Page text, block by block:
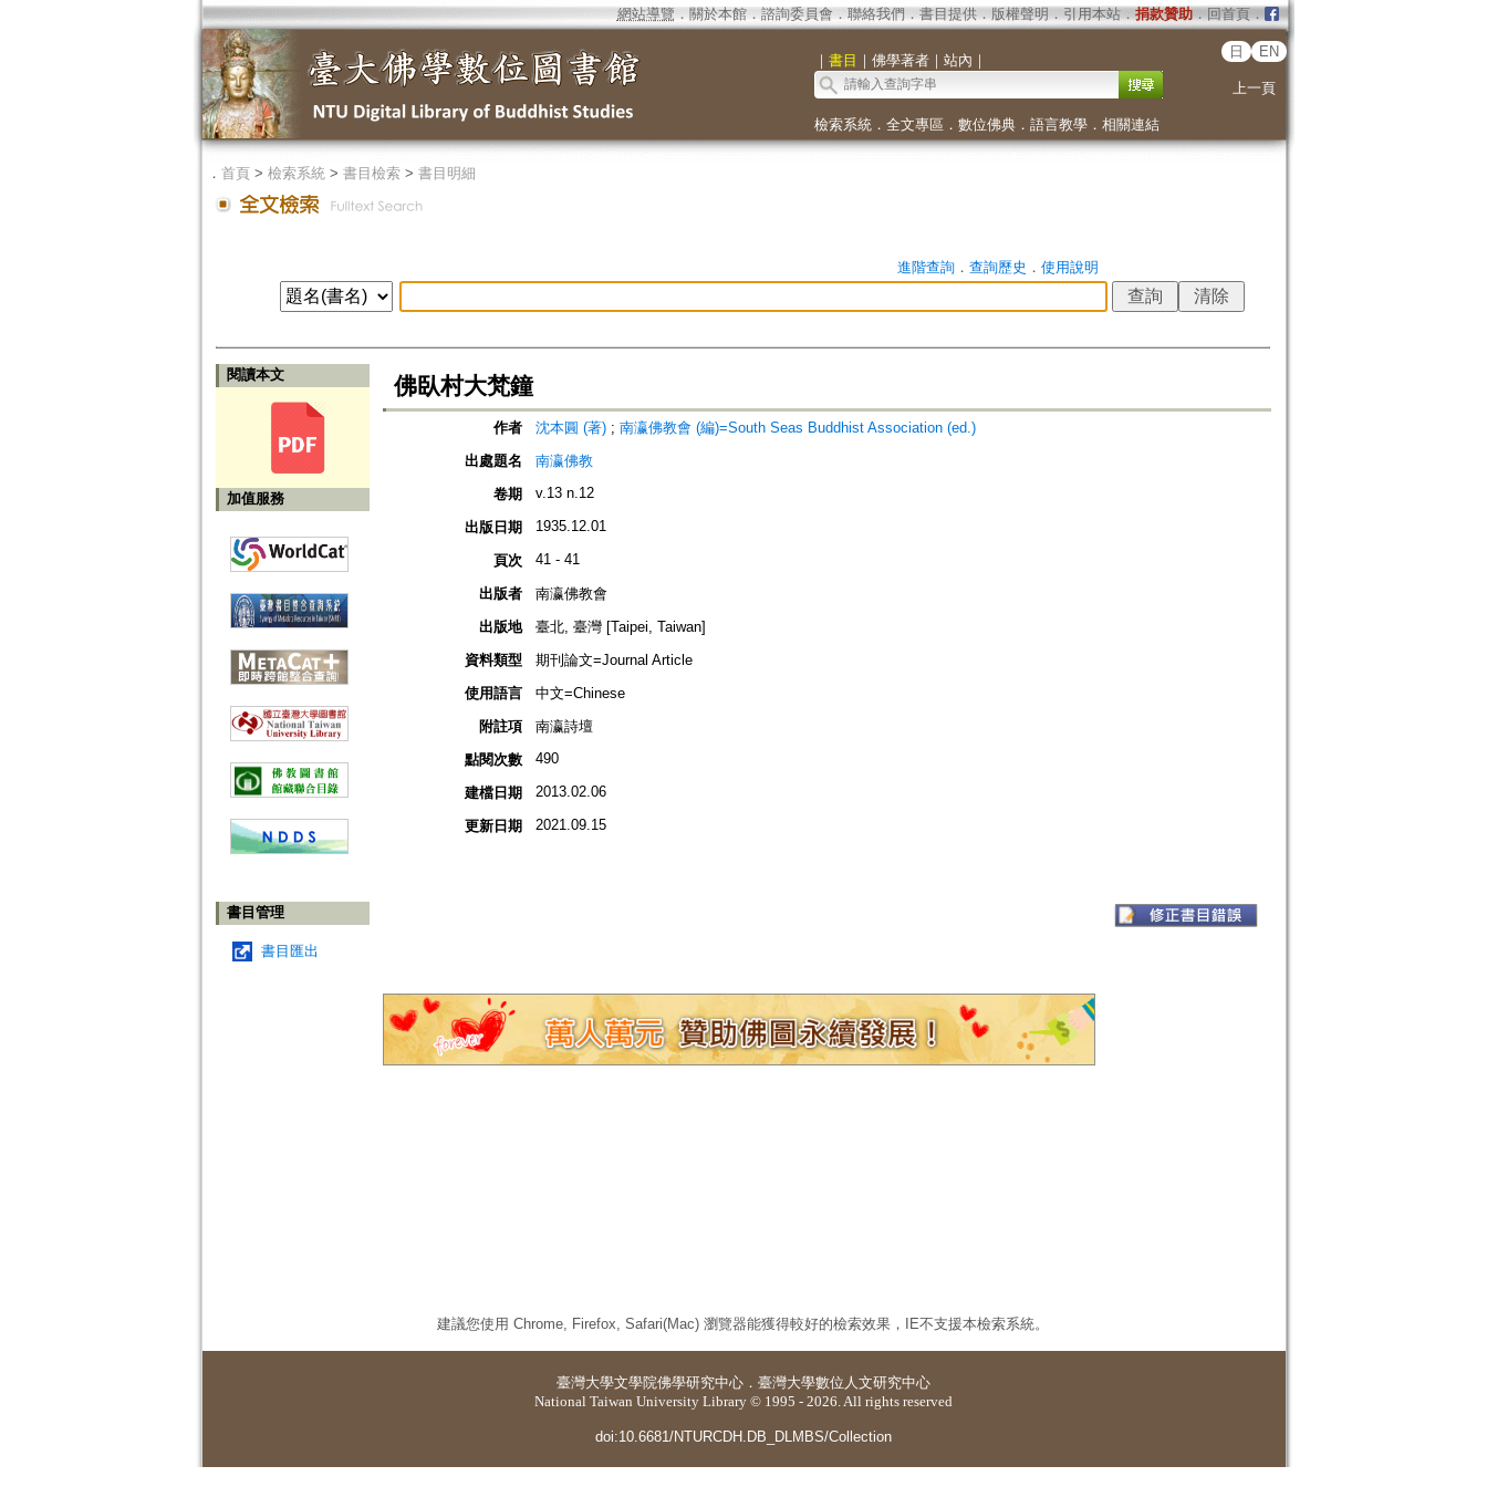
網站導覽 ． 關於本館． 諮詢委員會． 聯絡我們 ． 書目提供． 版權聲明 ． 引用本站． 捐款贊助．回首頁．
｜ 書目 ｜ 佛學著者｜ 站內 ｜
日 EN
上一頁
檢索系統． 全文專區 ． 數位佛典． 語言教學． 相關連結
． 首頁> 檢索系統> 書目檢索> 書目明細
進階查詢． 查詢歷史 ． 使用說明
閱讀本文
加值服務
書目管理
書目匯出
佛臥村大梵鐘
作者 沈本圓 (著); 南瀛佛教會 (編)=South Seas Buddhist Association (ed.)
出處題名
南瀛佛教
卷期
v.13 n.12
出版日期 1935.12.01
頁次 41 - 41
出版者
南瀛佛教會
出版地
臺北, 臺灣 [Taipei, Taiwan]
資料類型
期刊論文=Journal Article
使用語言
中文=Chinese
附註項
南瀛詩壇
點閱次數
490
建檔日期 2013.02.06
更新日期 2021.09.15
建議您使用 Chrome, Firefox, Safari(Mac) 瀏覽器能獲得較好的檢索效果，IE不支援本檢索系統。
臺灣大學文學院佛學研究中心 ． 臺灣大學數位人文研究中心
National Taiwan University Library © 1995 - 2026. All rights reserved
doi:10.6681/NTURCDH.DB_DLMBS/Collection